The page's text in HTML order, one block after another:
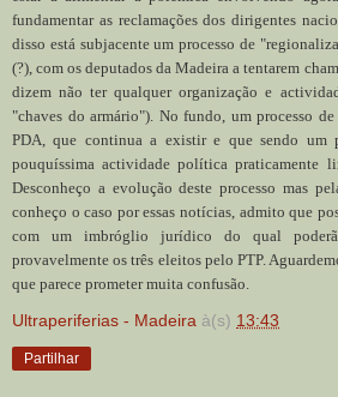
fundamentar as reclamações dos dirigentes
disso está subjacente um processo de
(?), com os deputados da Madeira a tentarem
dizem não ter qualquer organização e
"chaves do armário"). No fundo, um processo
PDA, que continua a existir e que sendo um
pouquíssima actividade política praticamente
Desconheço a evolução deste processo mas
conheço o caso por essas notícias, admito que
com um imbróglio jurídico do qual
provavelmente os três eleitos pelo PTP.
que parece prometer muita confusão.
Ultraperiferias - Madeira à(s) 13:43
Partilhar